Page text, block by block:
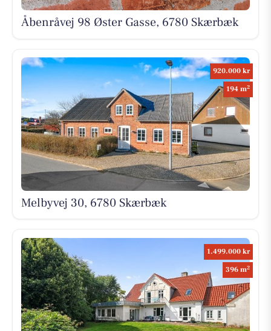
Åbenråvej 98 Øster Gasse, 6780 Skærbæk
920.000 kr
194 m2
Melbyvej 30, 6780 Skærbæk
1.499.000 kr
396 m2